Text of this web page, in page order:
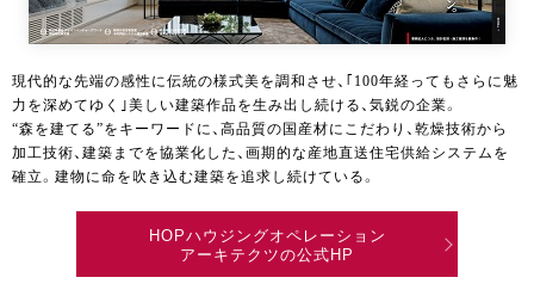
現代的な先端の感性に伝統の様式美を調和させ、｢100年経ってもさらに魅
力を深めてゆく｣美しい建築作品を生み出し続ける、気鋭の企業。
“森を建てる”をキーワードに、高品質の国産材にこだわり、乾燥技術から
加工技術、建築までを協業化した、画期的な産地直送住宅供給システムを
確立。建物に命を吹き込む建築を追求し続けている。
HOPハウジングオペレーション
アーキテクツの公式HP